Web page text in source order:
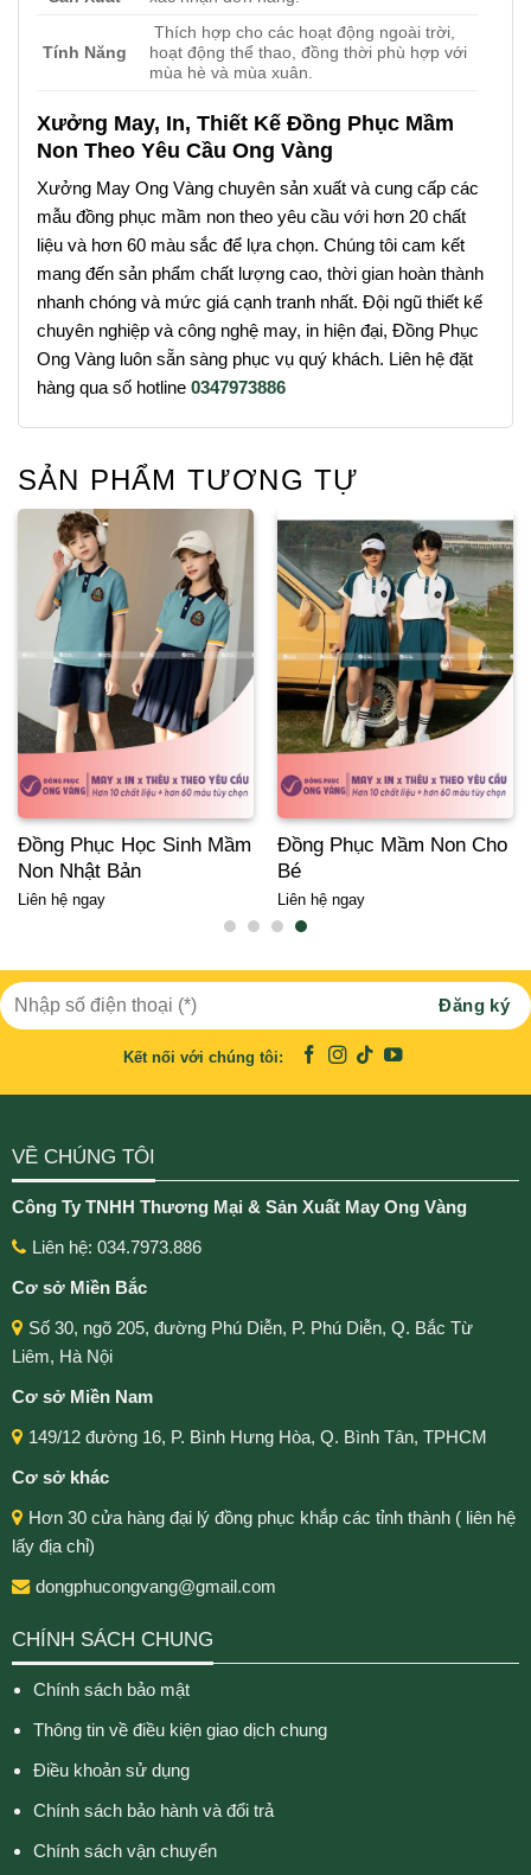
Tính Năng
Thích hợp cho các hoạt động ngoài trời,
hoạt động thể thao, đồng thời phù hợp với
mùa hè và mùa xuân.
Xưởng May, In, Thiết Kế Đồng Phục Mầm
Non Theo Yêu Cầu Ong Vàng
Xưởng May Ong Vàng chuyên sản xuất và cung cấp các
mẫu đồng phục mầm non theo yêu cầu với hơn 20 chất
liệu và hơn 60 màu sắc để lựa chọn. Chúng tôi cam kết
mang đến sản phẩm chất lượng cao, thời gian hoàn thành
nhanh chóng và mức giá cạnh tranh nhất. Đội ngũ thiết kế
chuyên nghiệp và công nghệ may, in hiện đại, Đồng Phục
Ong Vàng luôn sẵn sàng phục vụ quý khách. Liên hệ đặt
hàng qua số hotline 0347973886
SẢN PHẨM TƯƠNG TỰ
Đồng Phục Mầm Non Cho
Bé
Liên hệ ngay
Đồng Phục Học Sinh Mầm
Non Nhật Bản
Liên hệ ngay
Kết nối với chúng tôi:
VỀ CHÚNG TÔI
Công Ty TNHH Thương Mại & Sản Xuất May Ong Vàng
Liên hệ: 034.7973.886
Cơ sở Miền Bắc
Số 30, ngõ 205, đường Phú Diễn, P. Phú Diễn, Q. Bắc Từ
Liêm, Hà Nội
Cơ sở Miền Nam
149/12 đường 16, P. Bình Hưng Hòa, Q. Bình Tân, TPHCM
Cơ sở khác
Hơn 30 cửa hàng đại lý đồng phục khắp các tỉnh thành ( liên hệ
lấy địa chỉ)
dongphucongvang@gmail.com
CHÍNH SÁCH CHUNG
Chính sách bảo mật
Thông tin về điều kiện giao dịch chung
Điều khoản sử dụng
Chính sách bảo hành và đổi trả
Chính sách vận chuyển